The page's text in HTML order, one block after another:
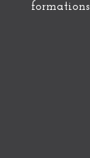
formations